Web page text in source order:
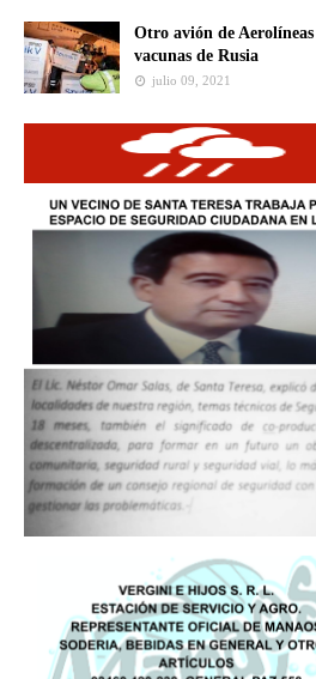
Otro avión de
vacunas de Rusia
julio 09, 2021